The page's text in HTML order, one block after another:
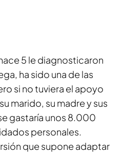
5 le diagnosticaron
ha sido una de las
si no tuviera el apoyo
marido, su madre y sus
gastaría unos 8.000
personales.
que supone adaptar